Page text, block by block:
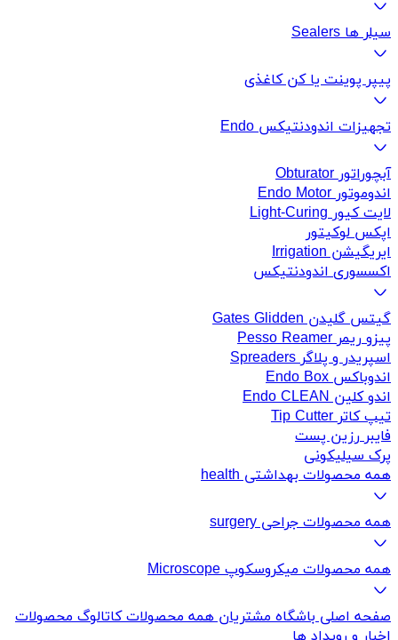
سیلر ها Sealers
پیپر پوینت یا کن کاغذی
تجهیزات اندودنتیکس Endo
آبچوراتور Obturator
اندوموتور Endo Motor
لایت کیور Light-Curing
اپکس لوکیتور
ایریگیشن Irrigation
اکسسوری اندودنتیکس
گیتس گلیدن Gates Glidden
پیزو ریمر Pesso Reamer
اسپریدر و پلاگر Spreaders
اندوباکس Endo Box
اندو کلین Endo CLEAN
تیپ کاتر Tip Cutter
فایبر رزین پست
پرک سیلیکونی
همه محصولات بهداشتی health
همه محصولات جراحی surgery
همه محصولات میکروسکوپ Microscope
صفحه اصلیباشگاه مشتریانهمه محصولاتکاتالوگ محصولات